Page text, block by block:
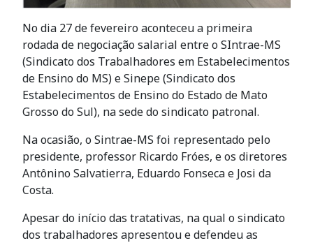
No dia 27 de fevereiro aconteceu a primeira
rodada de negociação salarial entre o SIntrae-MS
(Sindicato dos Trabalhadores em Estabelecimentos
de Ensino do MS) e Sinepe (Sindicato dos
Estabelecimentos de Ensino do Estado de Mato
Grosso do Sul), na sede do sindicato patronal.
Na ocasião, o Sintrae-MS foi representado pelo
presidente, professor Ricardo Fróes, e os diretores
Antônino Salvatierra, Eduardo Fonseca e Josi da
Costa.
Apesar do início das tratativas, na qual o sindicato
dos trabalhadores apresentou e defendeu as